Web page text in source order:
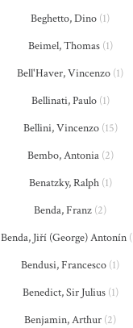
Beghetto, Dino (1)
Beimel, Thomas(1)
Bell'Haver, Vincenzo (1)
Bellinati, Paulo(1)
Bellini, Vincenzo(15)
Bembo, Antonia(2)
Benatzky, Ralph(1)
Benda, Franz (2)
Benda, Jiří (George) Antonín
Bendusi, Francesco (1)
Benedict, Sir Julius(1)
Benjamin, Arthur (2)